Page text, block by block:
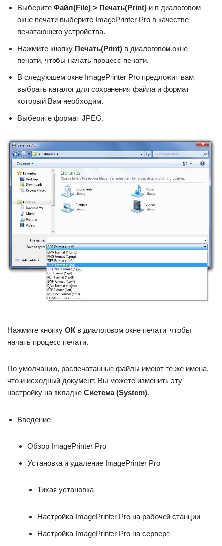
Выберите Файл(File) > Печать(Print) и в диалоговом
окне печати выберите ImagePrinter Pro в качестве
печатающего устройства.
Нажмите кнопку Печать(Print) в диалоговом окне
печати, чтобы начать процесс печати.
В следующем окне ImagePrinter Pro предложит вам
выбрать каталог для сохранения файла и формат
который Вам необходим.
Выберите формат JPEG.
Нажмите кнопку ОК в диалоговом окне печати, чтобы
начать процесс печати.
По‭ ‬умолчанию,‭ распечатанные ‬файлы‭ ‬имеют‭ ‬те‭ ‬же‭ ‬имена,‭
‬что‭ ‬и‭ ‬исходный‭ ‬документ.‭ ‬Вы‭ ‬можете‭ ‬изменить‭ ‬эту‭
‬настройку‭ ‬на‭ ‬вкладке Система (System).
Введение
Обзор ImagePrinter Pro
Установка и удаление ImagePrinter Pro
Тихая установка
Настройка ImagePrinter Pro на рабочей станции
Настройка ImagePrinter Pro на сервере